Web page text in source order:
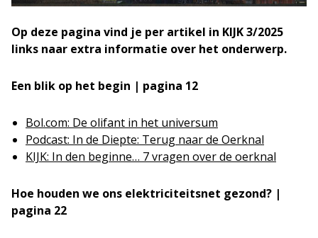
Op deze pagina vind je per artikel in KIJK 3/2025
links naar extra informatie over het onderwerp.
Een blik op het begin | pagina 12
Bol.com: De olifant in het universum
Podcast: In de Diepte: Terug naar de Oerknal
KIJK: In den beginne… 7 vragen over de oerknal
Hoe houden we ons elektriciteitsnet gezond? |
pagina 22